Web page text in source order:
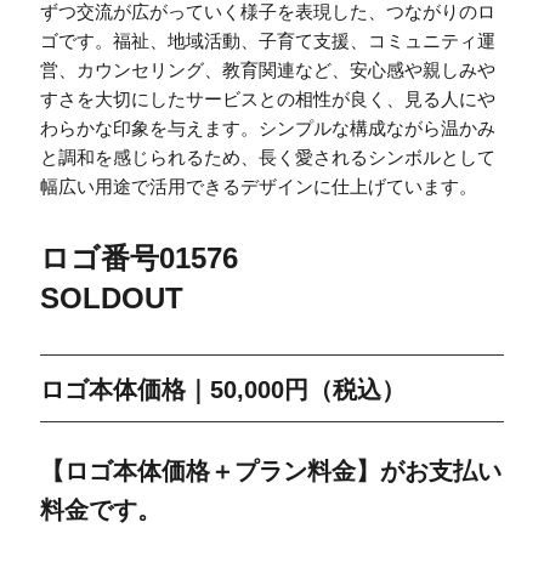
ずつ交流が広がっていく様子を表現した、つながりのロ
ゴです。福祉、地域活動、子育て支援、コミュニティ運
営、カウンセリング、教育関連など、安心感や親しみや
すさを大切にしたサービスとの相性が良く、見る人にや
わらかな印象を与えます。シンプルな構成ながら温かみ
と調和を感じられるため、長く愛されるシンボルとして
幅広い用途で活用できるデザインに仕上げています。
ロゴ番号01576
SOLDOUT
ロゴ本体価格｜50,000円（税込）
【ロゴ本体価格＋プラン料金】がお支払い
料金です。